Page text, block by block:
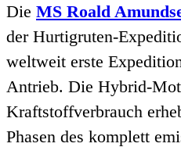
Die MS Roald
der Hurtigruten-
weltweit erste
Antrieb. Die Hybrid-
Kraftstoffverbrauch
Phasen des komplett